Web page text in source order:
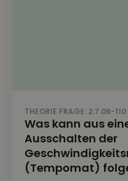
THEORIE FRAGE: 2.7.06-110
Was kann aus
Ausschalten der
(Tempomat)